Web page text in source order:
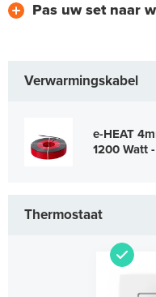
Pas uw set naar
Verwarmingskabel
e-HEAT
1200 Watt
Thermostaat